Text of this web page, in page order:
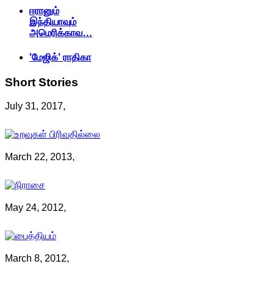
ஈரானும்
இந்தியாவும்
அமெரிக்காவ…
'மேஜிக்' ராதிகா
Short Stories
July 31, 2017,
March 22, 2013,
May 24, 2012,
March 8, 2012,